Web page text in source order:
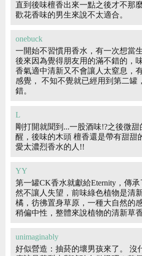
直到後味檀香出來一點之後才不那
歡花香味的男生來說不太適合。
onebuck
一開始不習慣用香水，有一次想當
後來因為覺得朋友用的滿不錯的，
香氣適中清新又不會讓人太窒息，
感覺， 不知不覺就已經用到第二罐
錯。
L
剛打開就聞到...一股酒味!?之後微
醒，後味的木頭 檀香還是帶有甜甜
愛太濃烈香水的人!!
YY
第一罐CK香水就獻給Eternity，傳
然不讓人失望，前味綠色植物是清
橘，彷彿置身草原，一種大自然的
稍偏中性，整體來說植物的清新草
unimaginably
好似營造：抽菸的壞男孩來了。 沒